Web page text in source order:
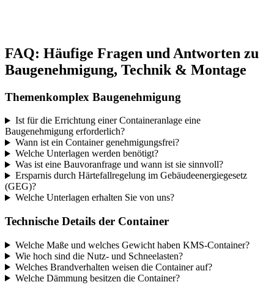
FAQ: Häufige Fragen und Antworten zu
Baugenehmigung, Technik & Montage
Themenkomplex Baugenehmigung
Ist für die Errichtung einer Containeranlage eine
Baugenehmigung erforderlich?
Wann ist ein Container genehmigungsfrei?
Welche Unterlagen werden benötigt?
Was ist eine Bauvoranfrage und wann ist sie sinnvoll?
Ersparnis durch Härtefallregelung im Gebäudeenergiegesetz
(GEG)?
Welche Unterlagen erhalten Sie von uns?
Technische Details der Container
Welche Maße und welches Gewicht haben KMS-Container?
Wie hoch sind die Nutz- und Schneelasten?
Welches Brandverhalten weisen die Container auf?
Welche Dämmung besitzen die Container?